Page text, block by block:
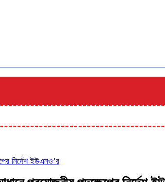
নির্দেশ ইউএনও’র